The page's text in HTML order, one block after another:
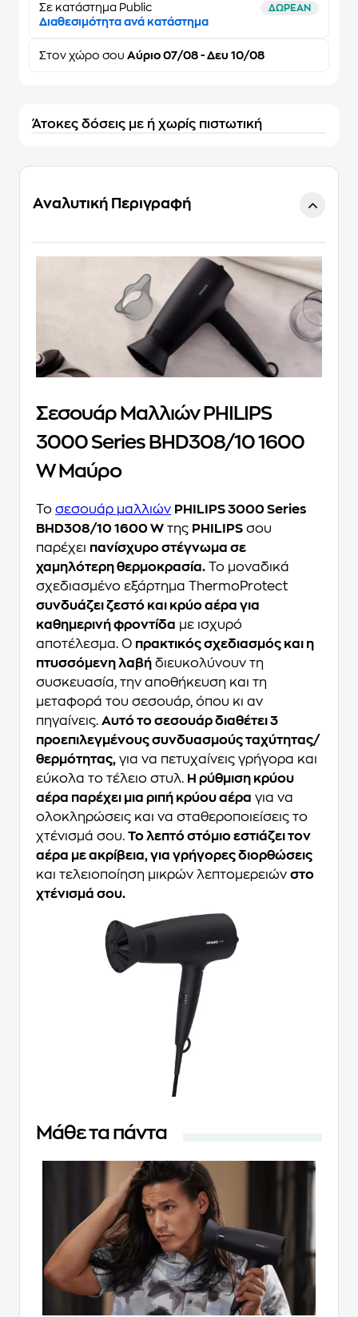
Σε κατάστημα Public ΔΩΡΕΑΝ
Διαθεσιμότητα ανά κατάστημα
Στον χώρο σου Αύριο 07/08 - Δευ 10/08
Άτοκες δόσεις με ή χωρίς πιστωτική
Αναλυτική Περιγραφή
Σεσουάρ Μαλλιών PHILIPS
3000 Series BHD308/10 1600
W Μαύρο
Το σεσουάρ μαλλιών PHILIPS 3000 Series
BHD308/10 1600 W της PHILIPS σου
παρέχει πανίσχυρο στέγνωμα σε
χαμηλότερη θερμοκρασία. Το μοναδικά
σχεδιασμένο εξάρτημα ThermoProtect
συνδυάζει ζεστό και κρύο αέρα για
καθημερινή φροντίδα με ισχυρό
αποτέλεσμα. Ο πρακτικός σχεδιασμός και η
πτυσσόμενη λαβή διευκολύνουν τη
συσκευασία, την αποθήκευση και τη
μεταφορά του σεσουάρ, όπου κι αν
πηγαίνεις. Αυτό το σεσουάρ διαθέτει 3
προεπιλεγμένους συνδυασμούς ταχύτητας/
θερμότητας, για να πετυχαίνεις γρήγορα και
εύκολα το τέλειο στυλ. Η ρύθμιση κρύου
αέρα παρέχει μια ριπή κρύου αέρα για να
ολοκληρώσεις και να σταθεροποιείσεις το
χτένισμά σου. Το λεπτό στόμιο εστιάζει τον
αέρα με ακρίβεια, για γρήγορες διορθώσεις
και τελειοποίηση μικρών λεπτομερειών στο
χτένισμά σου.
Μάθε τα πάντα